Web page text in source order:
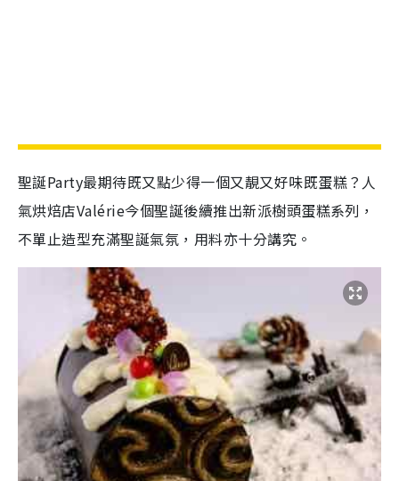
聖誕Party最期待既又點少得一個又靚又好味既蛋糕？人
氣烘焙店Valérie今個聖誕後續推出新派樹頭蛋糕系列，
不單止造型充滿聖誕氣氛，用料亦十分講究。